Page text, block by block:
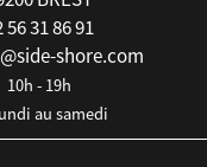
56 31 86 91
shore.com
10h - 19h
au samedi